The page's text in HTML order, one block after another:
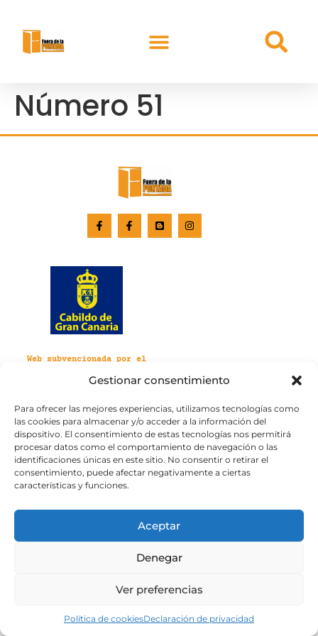
Gestionar consentimiento
Para ofrecer las mejores experiencias, utilizamos tecnologías como
las cookies para almacenar y/o acceder a la información del
dispositivo. El consentimiento de estas tecnologías nos permitirá
procesar datos como el comportamiento de navegación o las
identificaciones únicas en este sitio. No consentir o retirar el
consentimiento, puede afectar negativamente a ciertas
características y funciones.
Aceptar
Denegar
Ver preferencias
Política de cookiesDeclaración de privacidad
Número 51
Web subvencionada por el
Aviso legalPolítica de privacidad
Política de cookies
Portal de transparenciaAccesibilidad